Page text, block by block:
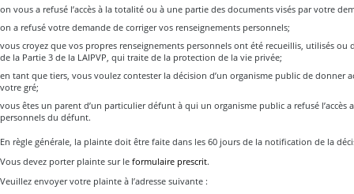
on vous a refusé l’accès à la totalité ou à une partie des documents visés par votre
on a refusé votre demande de corriger vos renseignements personnels;
vous croyez que vos propres renseignements personnels ont été recueillis, utilisés
de la Partie 3 de la LAIPVP, qui traite de la protection de la vie privée;
en tant que tiers, vous voulez contester la décision d’un organisme public de donner
votre gré;
vous êtes un parent d’un particulier défunt à qui un organisme public a refusé l’accès
personnels du défunt.
En règle générale, la plainte doit être faite dans les 60 jours de la notification de la
Vous devez porter plainte sur le formulaire prescrit.
Veuillez envoyer votre plainte à l’adresse suivante :